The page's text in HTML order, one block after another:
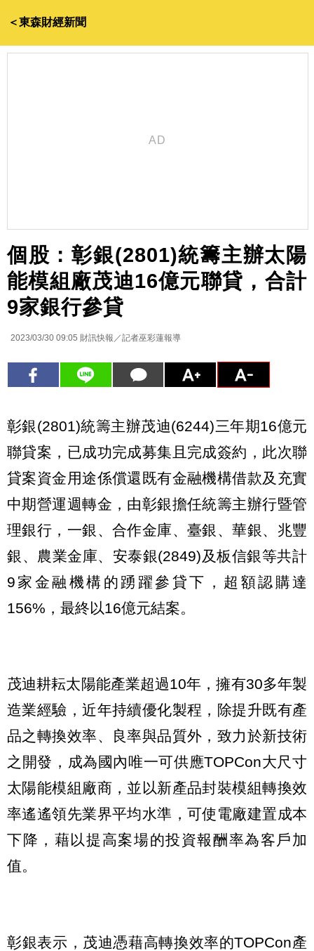
＜東森財經新聞
個股：彰銀(2801)統籌主辦太陽
能模組廠茂迪16億元聯貸，合計
9家銀行參貸
2023/03/30 09:05 財訊快報／記者巫彩蓮報導
彰銀(2801)統籌主辦茂迪(6244)三年期16億元
聯貸案，已成功完成募集且完成簽約，此次聯
貸案資金用途係償還既有金融機構借款及充實
中期營運週轉金，由彰銀擔任統籌主辦行暨管
理銀行，一銀、合作金庫、臺銀、華銀、兆豐
銀、農業金庫、安泰銀(2849)及板信銀等共計
9家金融機構的踴躍參貸下，超額認購達
156%，最終以16億元結案。
茂迪耕耘太陽能產業超過10年，擁有30多年製
造業經驗，近年持續優化製程，除提升既有產
品之轉換效率、良率與品質外，致力於新技術
之開發，成為國內唯一可供應TOPCon大尺寸
太陽能模組廠商，並以新產品封裝模組轉換效
率遙遙領先業界平均水準，可使電廠建置成本
下降，藉以提高案場的投資報酬率為客戶加
值。
彰銀表示，茂迪憑藉高轉換效率的TOPCon產